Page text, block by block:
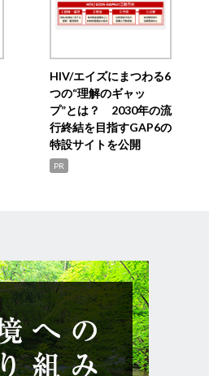
HIV/エイズにまつわる6
つの“理解のギャッ
プ”とは？ 2030年の流
行終結を目指すGAP6の
特設サイトを公開
PR